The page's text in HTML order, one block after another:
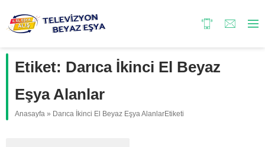
Etiket: Darıca İkinci El Beyaz
Eşya Alanlar
Anasayfa » Darıca İkinci El Beyaz Eşya AlanlarEtiketi